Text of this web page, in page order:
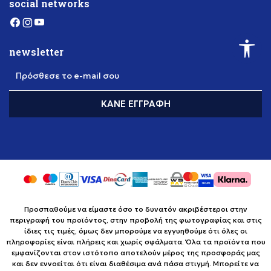
social networks
newsletter
Πρόσθεσε το e-mail σου
ΚΆΝΕ ΕΓΓΡΑΦΉ
Προσπαθούμε να είμαστε όσο το δυνατόν ακριβέστεροι στην
περιγραφή του προϊόντος, στην προβολή της φωτογραφίας και στις
ίδιες τις τιμές, όμως δεν μπορούμε να εγγυηθούμε ότι όλες οι
πληροφορίες είναι πλήρεις και χωρίς σφάλματα. Όλα τα προϊόντα που
εμφανίζονται στον ιστότοπο αποτελούν μέρος της προσφοράς μας
και δεν εννοείται ότι είναι διαθέσιμα ανά πάσα στιγμή. Μπορείτε να